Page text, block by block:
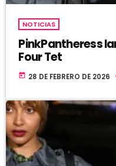
NOTICIAS
PinkPantheress
Four Tet
today 28 DE FEBRERO DE 2026